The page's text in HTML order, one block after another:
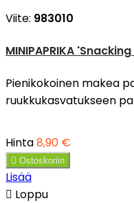
Viite: 983010
MINIPAPRIKA
Pienikokoinen makea
ruukkukasvatukseen
Hinta8,90 €
 Ostoskoriin
Lisää
 Loppu